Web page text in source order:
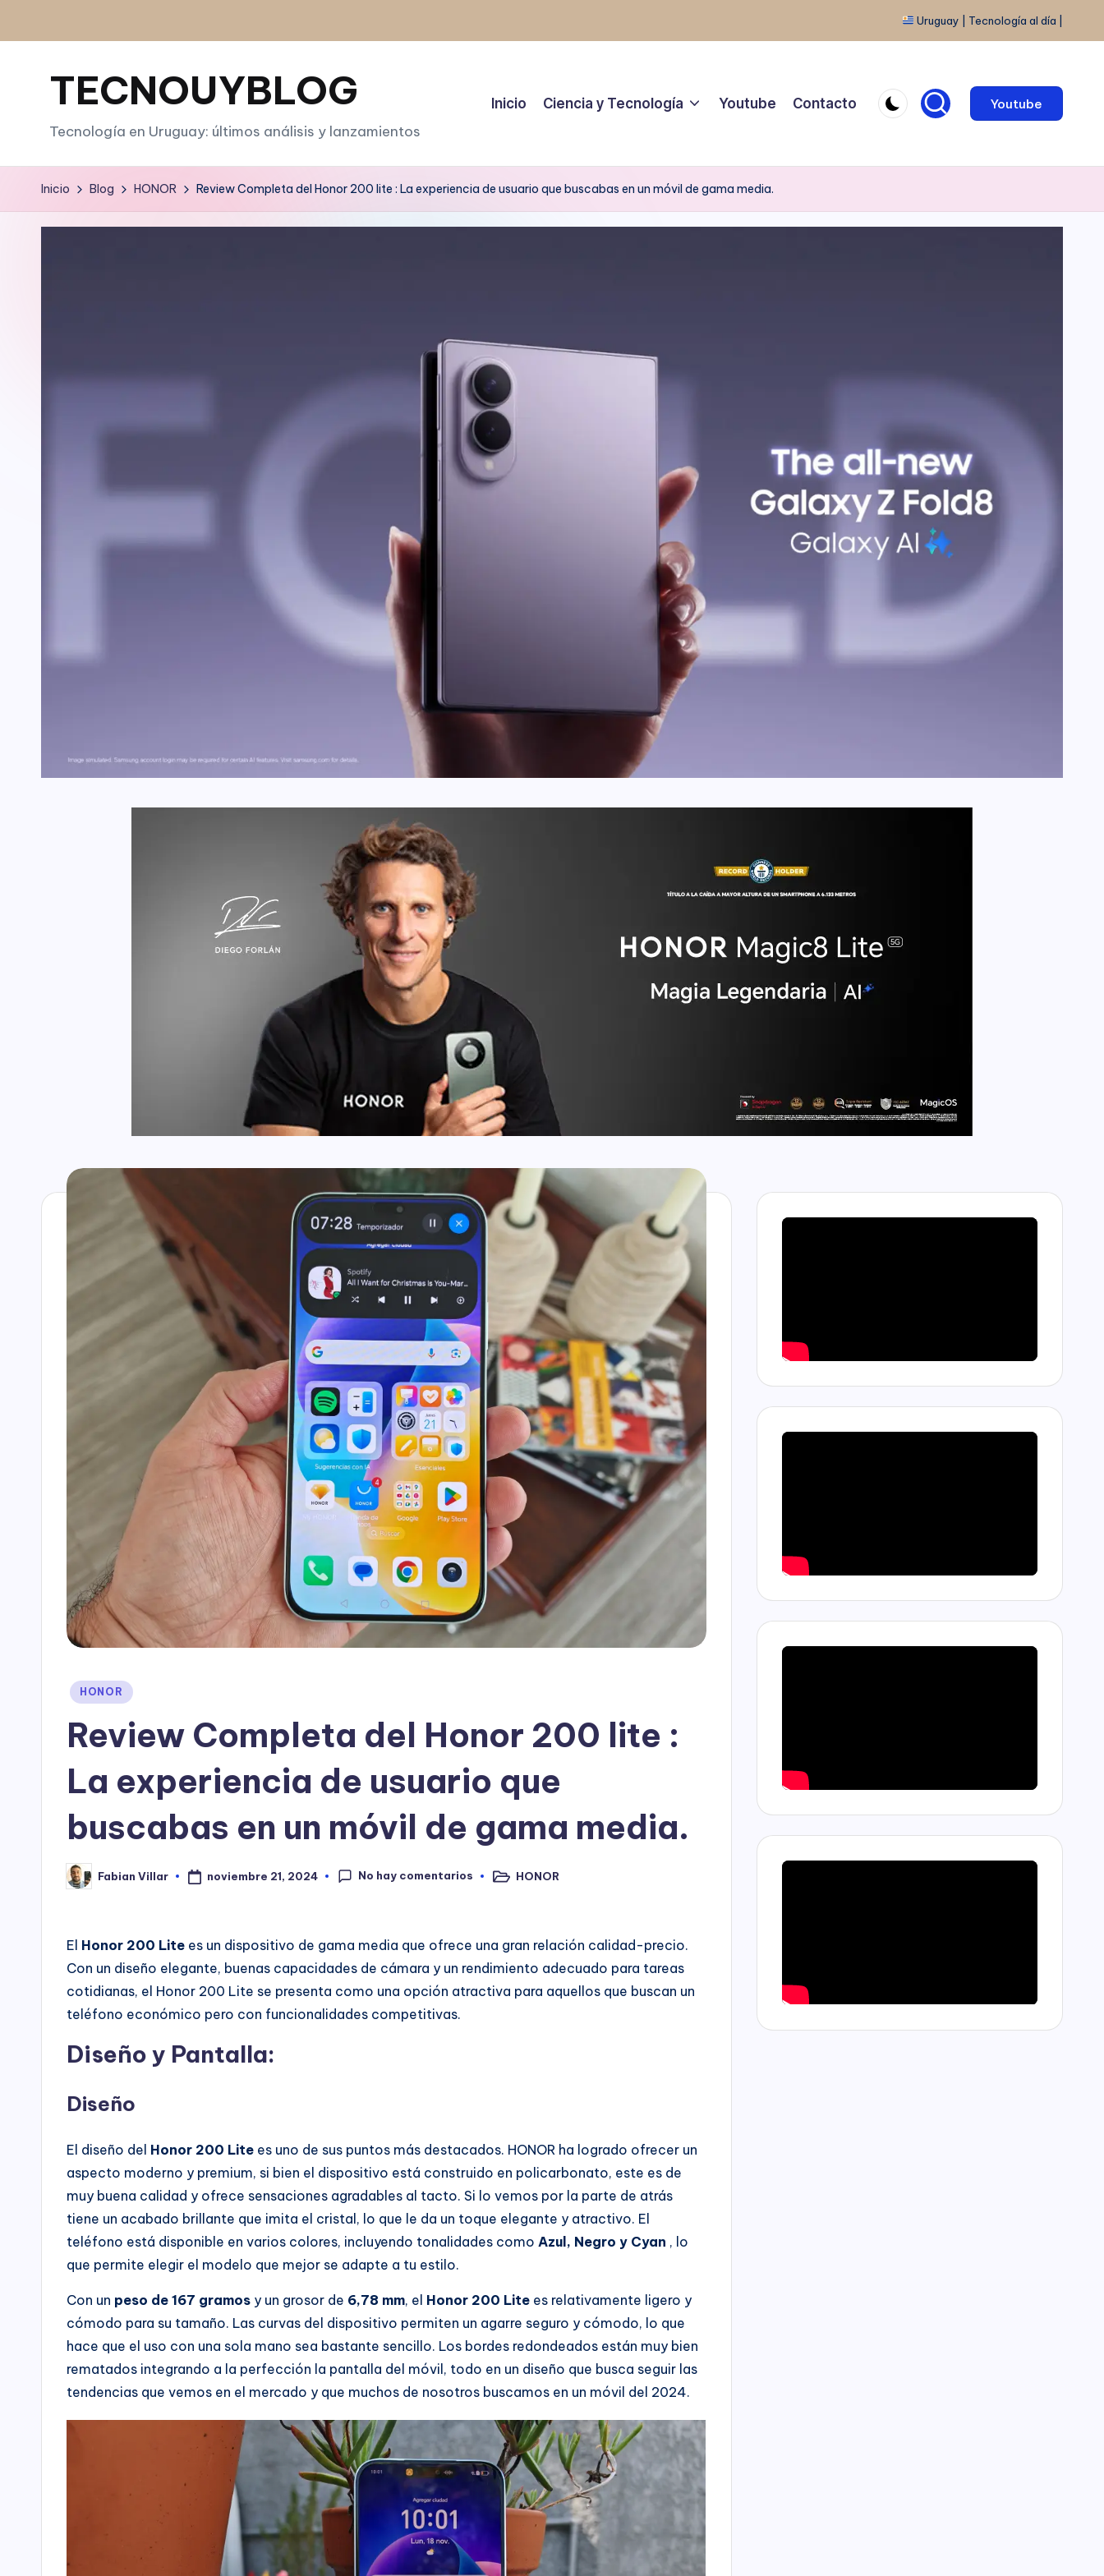
Saltar
Uruguay | Tecnología al día |
TECNOUYBLOG
Tecnología en Uruguay: últimos análisis y lanzamientos
Inicio Ciencia y Tecnología Youtube Contacto Youtube
Inicio Blog HONOR Review Completa del Honor 200 lite : La experiencia de usuario que buscabas en un móvil de gama media.
Publicado
HONOR
Review Completa del Honor 200 lite :
La experiencia de usuario que
buscabas en un móvil de gama media.
Publicado
por
Fabian Villar noviembre 21, 2024 No hay comentarios
Publicado
HONOR
El Honor 200 Lite es un dispositivo de gama media que ofrece una gran relación calidad-precio.
Con un diseño elegante, buenas capacidades de cámara y un rendimiento adecuado para tareas
cotidianas, el Honor 200 Lite se presenta como una opción atractiva para aquellos que buscan un
teléfono económico pero con funcionalidades competitivas.
Diseño y Pantalla:
Diseño
El diseño del Honor 200 Lite es uno de sus puntos más destacados. HONOR ha logrado ofrecer un
aspecto moderno y premium, si bien el dispositivo está construido en policarbonato, este es de
muy buena calidad y ofrece sensaciones agradables al tacto. Si lo vemos por la parte de atrás
tiene un acabado brillante que imita el cristal, lo que le da un toque elegante y atractivo. El
teléfono está disponible en varios colores, incluyendo tonalidades como Azul, Negro y Cyan , lo
que permite elegir el modelo que mejor se adapte a tu estilo.
Con un peso de 167 gramos y un grosor de 6,78 mm, el Honor 200 Lite es relativamente ligero y
cómodo para su tamaño. Las curvas del dispositivo permiten un agarre seguro y cómodo, lo que
hace que el uso con una sola mano sea bastante sencillo. Los bordes redondeados están muy bien
rematados integrando a la perfección la pantalla del móvil, todo en un diseño que busca seguir las
tendencias que vemos en el mercado y que muchos de nosotros buscamos en un móvil del 2024.